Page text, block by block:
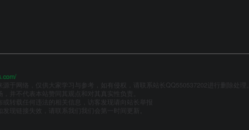
于网络，仅供大家学习与参考，如有侵权，请联系站长QQ550537202进行删除处理。
并不代表本站赞同其观点和对其真实性负责。
转载任何违法的相关信息，访客发现请向站长举报
现链接失效，请联系我们我们会第一时间更新。